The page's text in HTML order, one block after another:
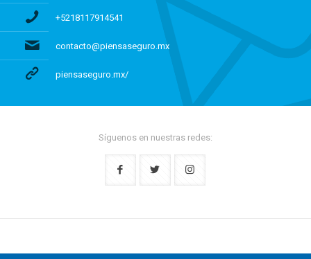
+5218117914541
contacto@piensaseguro.mx
piensaseguro.mx/
Síguenos en nuestras redes: